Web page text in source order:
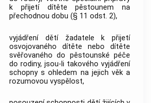
k přijetí dítěte pěstounem na
přechodnou dobu (§ 11 odst. 2),
vyjádření dětí žadatele k přijetí
osvojovaného dítěte nebo dítěte
svěřovaného do pěstounské péče
do rodiny, jsou-li takového vyjádření
schopny s ohledem na jejich věk a
rozumovou vyspělost,